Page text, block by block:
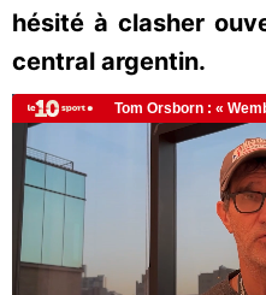
hésité à clasher
central argentin.